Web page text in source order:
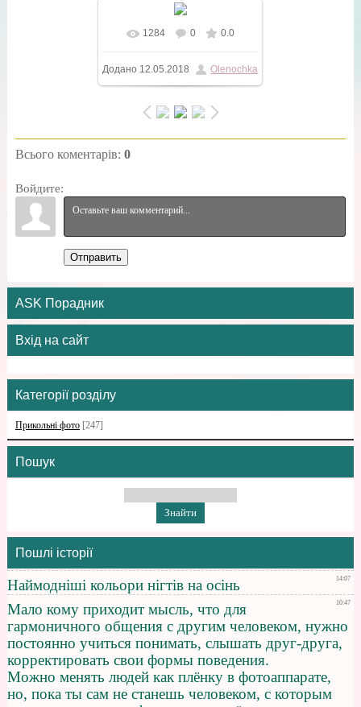
У реальному розмірі
604x403/ 57.2Kb
1284 0 0.0
Додано 12.05.2018 Olenochka
Всього коментарів: 0
Войдите:
Отправить
ASK Порадник
Вхід на сайт
Категорії розділу
Прикольні фото [247]
Пошук
Пошлі історії